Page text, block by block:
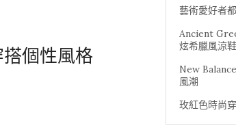
個性風格
藝術愛好者
Ancient
炫希臘風涼鞋
New
風潮
玫紅色時尚